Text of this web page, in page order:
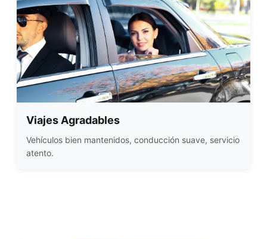
Viajes Agradables
Vehículos bien mantenidos, conducción suave, servicio
atento.